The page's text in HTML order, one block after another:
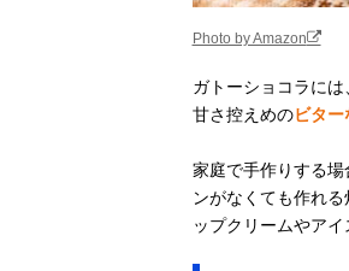
Photo by Amazon
ガトーショコラに
甘さ控えめのビター
家庭で手作りする
ンがなくても作れ
ップクリームやア